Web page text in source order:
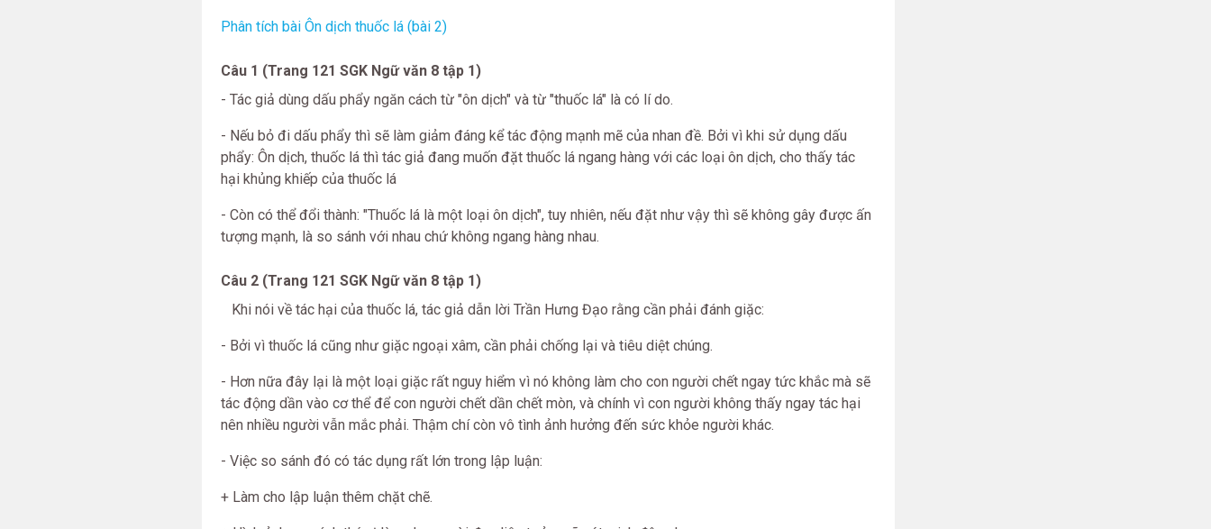
Phân tích bài Ôn dịch thuốc lá (bài 2)
Câu 1 (Trang 121 SGK Ngữ văn 8 tập 1)
- Tác giả dùng dấu phẩy ngăn cách từ "ôn dịch" và từ "thuốc lá" là có lí do.
- Nếu bỏ đi dấu phẩy thì sẽ làm giảm đáng kể tác động mạnh mẽ của nhan đề. Bởi vì khi sử dụng dấu
phẩy: Ôn dịch, thuốc lá thì tác giả đang muốn đặt thuốc lá ngang hàng với các loại ôn dịch, cho thấy tác
hại khủng khiếp của thuốc lá
- Còn có thể đổi thành: "Thuốc lá là một loại ôn dịch", tuy nhiên, nếu đặt như vậy thì sẽ không gây được ấn
tượng mạnh, là so sánh với nhau chứ không ngang hàng nhau.
Câu 2 (Trang 121 SGK Ngữ văn 8 tập 1)
Khi nói về tác hại của thuốc lá, tác giả dẫn lời Trần Hưng Đạo rằng cần phải đánh giặc:
- Bởi vì thuốc lá cũng như giặc ngoại xâm, cần phải chống lại và tiêu diệt chúng.
- Hơn nữa đây lại là một loại giặc rất nguy hiểm vì nó không làm cho con người chết ngay tức khắc mà sẽ
tác động dần vào cơ thể để con người chết dần chết mòn, và chính vì con người không thấy ngay tác hại
nên nhiều người vẫn mắc phải. Thậm chí còn vô tình ảnh hưởng đến sức khỏe người khác.
- Việc so sánh đó có tác dụng rất lớn trong lập luận:
+ Làm cho lập luận thêm chặt chẽ.